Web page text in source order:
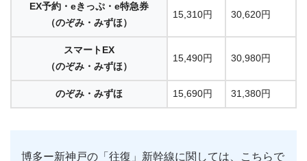
EX予約・eきっぷ・e特急券
（のぞみ・みずほ）
15,310円 30,620円
スマートEX
（のぞみ・みずほ）
15,490円 30,980円
のぞみ・みずほ 15,690円 31,380円
博多ー新神戸の「往復」新幹線に関しては、こちらで